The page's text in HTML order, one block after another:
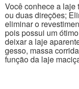
Você conhece a laje
ou duas direções;
eliminar o
pois possui um
deixar a laje
gesso, massa
função da laje